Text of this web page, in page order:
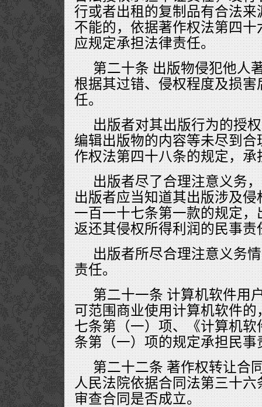
行或者出租的复制品有合法
不能的，依据著作权法第四
应规定承担法律责任。
第二十条 出版物侵犯他人
根据其过错、侵权程度及损
任。
出版者对其出版行为的授
编辑出版物的内容等未尽到
作权法第四十八条的规定，承
出版者尽了合理注意义务
出版者应当知道其出版涉及
一百一十七条第一款的规定
返还其侵权所得利润的民事责
出版者所尽合理注意义务
责任。
第二十一条 计算机软件用
可范围商业使用计算机软件
七条第（一）项、《计算机
条第（一）项的规定承担民事
第二十二条 著作权转让合
人民法院依据合同法第三十
审查合同是否成立。